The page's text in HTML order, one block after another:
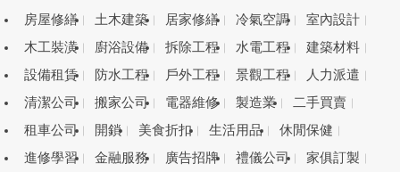
房屋修繕 土木建築 居家修繕 冷氣空調
室內設計
木工裝潢
廚浴設備 拆除工程 水電工程
建築材料
設備租賃
防水工程 戶外工程 景觀工程
人力派遣
清潔公司
搬家公司 電器維修 製造業
二手買賣
租車公司
開鎖 美食折扣 生活用品
休閒保健
進修學習
金融服務 廣告招牌 禮儀公司
家俱訂製